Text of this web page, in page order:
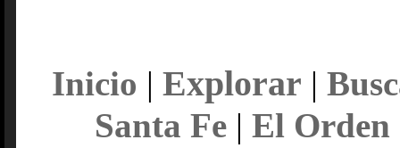
Inicio | Explorar |
Santa Fe| El Orden